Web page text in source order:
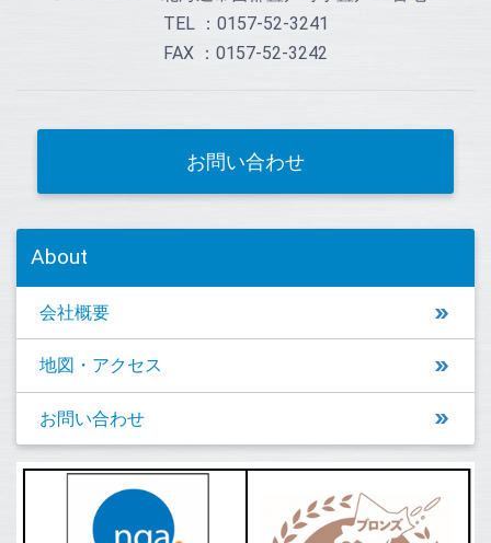
TEL ：0157-52-3241
FAX ：0157-52-3242
お問い合わせ
About
会社概要
地図・アクセス
お問い合わせ